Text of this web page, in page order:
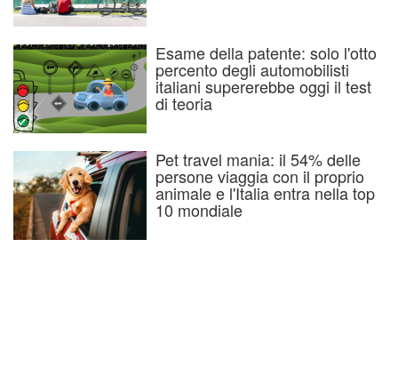
Esame della patente: solo l'otto
percento degli automobilisti
italiani supererebbe oggi il test
di teoria
Pet travel mania: il 54% delle
persone viaggia con il proprio
animale e l'Italia entra nella top
10 mondiale